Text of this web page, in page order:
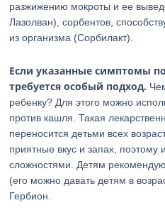
разжижению мокроты и ее
Лазолван), сорбентов,
из организма (Сорбилакт).
Если указанные симптомы
требуется особый подход.
ребенку? Для этого можно
против кашля. Такая
переносится детьми всех
приятные вкус и запах,
сложностями. Детям
(его можно давать детям в
Гербион.